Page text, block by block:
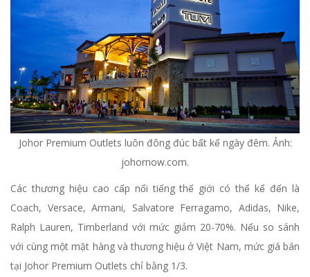
Johor Premium Outlets luôn đông đúc bất kể ngày đêm. Ảnh:
johornow.com.
Các thương hiệu cao cấp nổi tiếng thế giới có thể kể đến là
Coach, Versace, Armani, Salvatore Ferragamo, Adidas, Nike,
Ralph Lauren, Timberland với mức giảm 20-70%. Nếu so sánh
với cùng một mặt hàng và thương hiệu ở Việt Nam, mức giá bán
tại Johor Premium Outlets chỉ bằng 1/3.